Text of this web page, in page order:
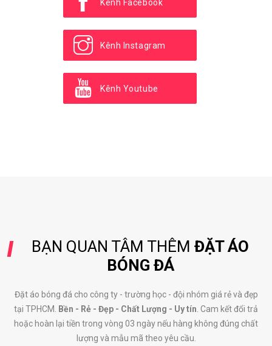
Kênh Facebook
Kênh Instagram
Kênh Youtube
BẠN QUAN TÂM THÊM ĐẶT ÁO
BÓNG ĐÁ
Đặt áo bóng đá cho công ty - trường học - đội nhóm giá rẻ và đẹp
tại TPHCM. Bền - Rẻ - Đẹp - Chất Lượng - Uy tín . Cam kết đổi trả
hoặc hoàn lại tiền trong vòng 03 ngày nếu hàng không đúng chất
lượng và mẫu mã theo yêu cầu.